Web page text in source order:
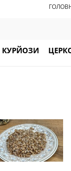
КУРЙОЗИ